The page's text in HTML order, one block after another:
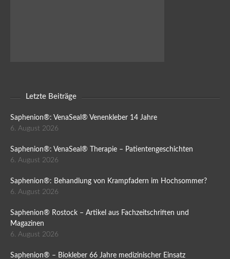
Letzte Beiträge
Saphenion®: VenaSeal® Venenkleber 14 Jahre
6. August 2026
Saphenion®: VenaSeal® Therapie – Patientengeschichten
6. August 2026
Saphenion®: Behandlung von Krampfadern im Hochsommer?
6. August 2026
Saphenion® Rostock – Artikel aus Fachzeitschriften und
Magazinen
6. August 2026
Saphenion® – Biokleber 66 Jahre medizinischer Einsatz